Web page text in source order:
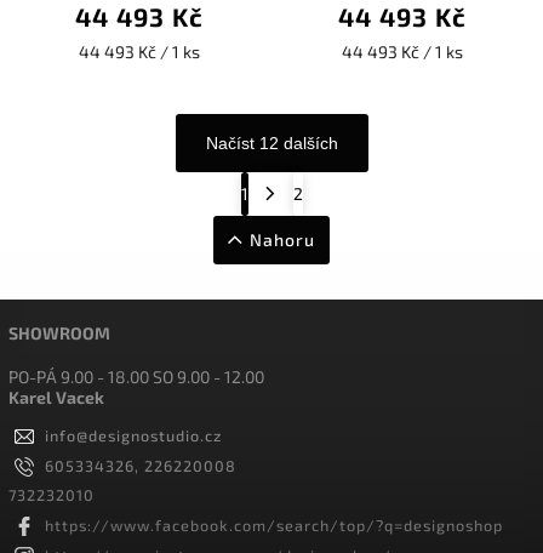
44 493 Kč
44 493 Kč / 1 ks
44 493 Kč
44 493 Kč / 1 ks
Načíst 12 dalších
1 2
Nahoru
SHOWROOM
PO-PÁ 9.00 - 18.00 SO 9.00 - 12.00
Karel Vacek
info@designostudio.cz
605334326, 226220008
732232010
https://www.facebook.com/search/top/?q=designoshop